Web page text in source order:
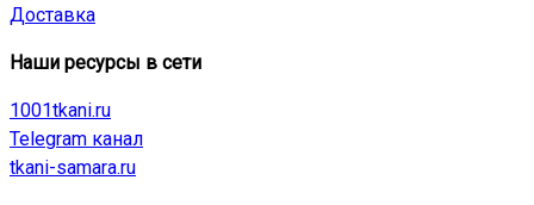
Доставка
Наши ресурсы в сети
1001tkani.ru
Telegram канал
tkani-samara.ru